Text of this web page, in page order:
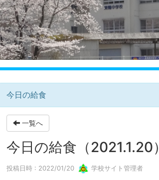
今日の給食
一覧へ
今日の給食（2021.1.20）
投稿日時 : 2022/01/20 学校サイト管理者